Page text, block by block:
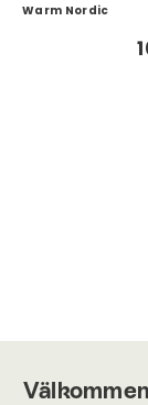
Warm Nordic